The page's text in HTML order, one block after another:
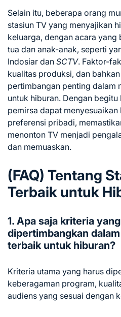
Selain itu, beberapa orang
stasiun TV yang menyajikan
keluarga, dengan acara
tua dan anak-anak, seperti
Indosiar dan SCTV. Faktor-
kualitas produksi, dan
pertimbangan penting dalam
untuk hiburan. Dengan
pemirsa dapat
preferensi pribadi,
menonton TV menjadi
dan memuaskan.
(FAQ) Tentang
Terbaik untuk
1. Apa saja kriteria
dipertimbangkan
terbaik untuk hiburan?
Kriteria utama yang harus
keberagaman program,
audiens yang sesuai dengan